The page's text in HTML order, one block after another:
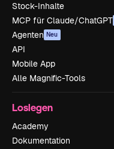
Stock-Inhalte
MCP für Claude/ChatGPT
Agenten Neu
API
Mobile App
Alle Magnific-Tools
Loslegen
Academy
Dokumentation